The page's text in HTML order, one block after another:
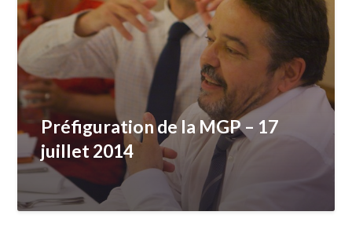
Préfiguration de la MGP – 17
juillet 2014